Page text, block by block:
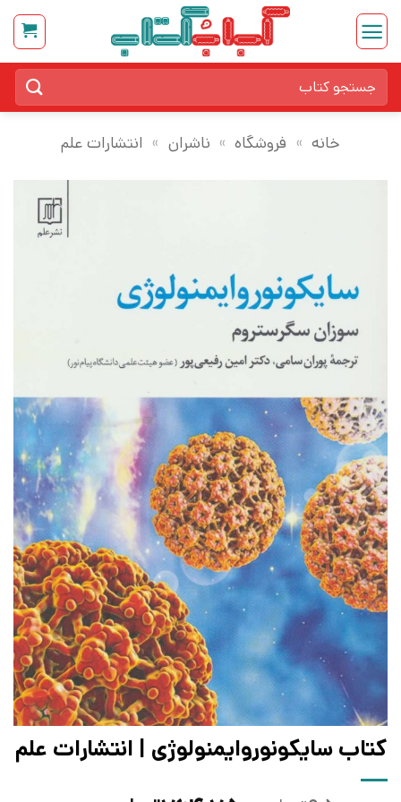
Skip
content
برای:
خانه » فروشگاه » ناشران » انتشارات علم
کتاب سایکونوروایمنولوژی | انتشارات علم